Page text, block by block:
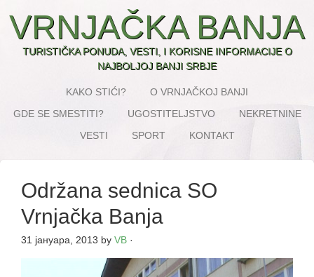
VRNJAČKA BANJA
TURISTIČKA PONUDA, VESTI, I KORISNE INFORMACIJE O
NAJBOLJOJ BANJI SRBJE
KAKO STIĆI?
O VRNJAČKOJ BANJI
GDE SE SMESTITI?
UGOSTITELJSTVO
NEKRETNINE
VESTI
SPORT KONTAKT
Održana sednica SO
Vrnjačka Banja
31 јануара, 2013 by VB ·